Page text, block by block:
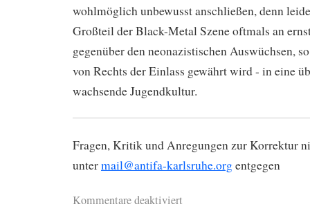
wohlmöglich unbewusst anschließen, denn
Großteil der Black-Metal Szene oftmals an
gegenüber den neonazistischen Auswüchsen,
von Rechts der Einlass gewährt wird - in eine
wachsende Jugendkultur.
Fragen, Kritik und Anregungen zur Korrektur
untermail@antifa-karlsruhe.orgentgegen
Kommentare deaktiviert